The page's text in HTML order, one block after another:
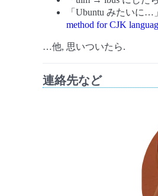
「Ubuntu みたいに…
method for CJK
…他, 思いついたら.
連絡先など